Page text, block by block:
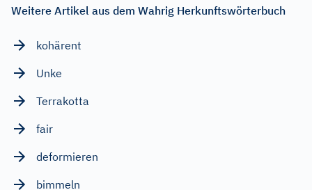
Weitere Artikel aus dem Wahrig Herkunftswörterbuch
kohärent
Unke
Terrakotta
fair
deformieren
bimmeln